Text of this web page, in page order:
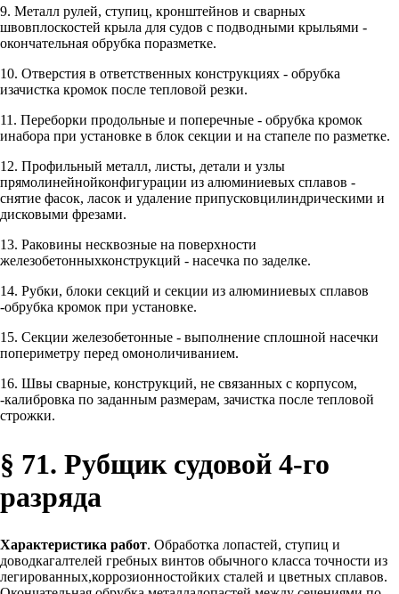
9. Металл рулей, ступиц, кронштейнов и сварных
швовплоскостей крыла для судов с подводными крыльями -
окончательная обрубка поразметке.
10. Отверстия в ответственных конструкциях - обрубка
изачистка кромок после тепловой резки.
11. Переборки продольные и поперечные - обрубка кромок
инабора при установке в блок секции и на стапеле по разметке.
12. Профильный металл, листы, детали и узлы
прямолинейнойконфигурации из алюминиевых сплавов -
снятие фасок, ласок и удаление припусковцилиндрическими и
дисковыми фрезами.
13. Раковины несквозные на поверхности
железобетонныхконструкций - насечка по заделке.
14. Рубки, блоки секций и секции из алюминиевых сплавов
-обрубка кромок при установке.
15. Секции железобетонные - выполнение сплошной насечки
попериметру перед омоноличиванием.
16. Швы сварные, конструкций, не связанных с корпусом,
-калибровка по заданным размерам, зачистка после тепловой
строжки.
§ 71. Рубщик судовой 4-го
разряда
Характеристика работ. Обработка лопастей, ступиц и
доводкагалтелей гребных винтов обычного класса точности из
легированных,коррозионностойких сталей и цветных сплавов.